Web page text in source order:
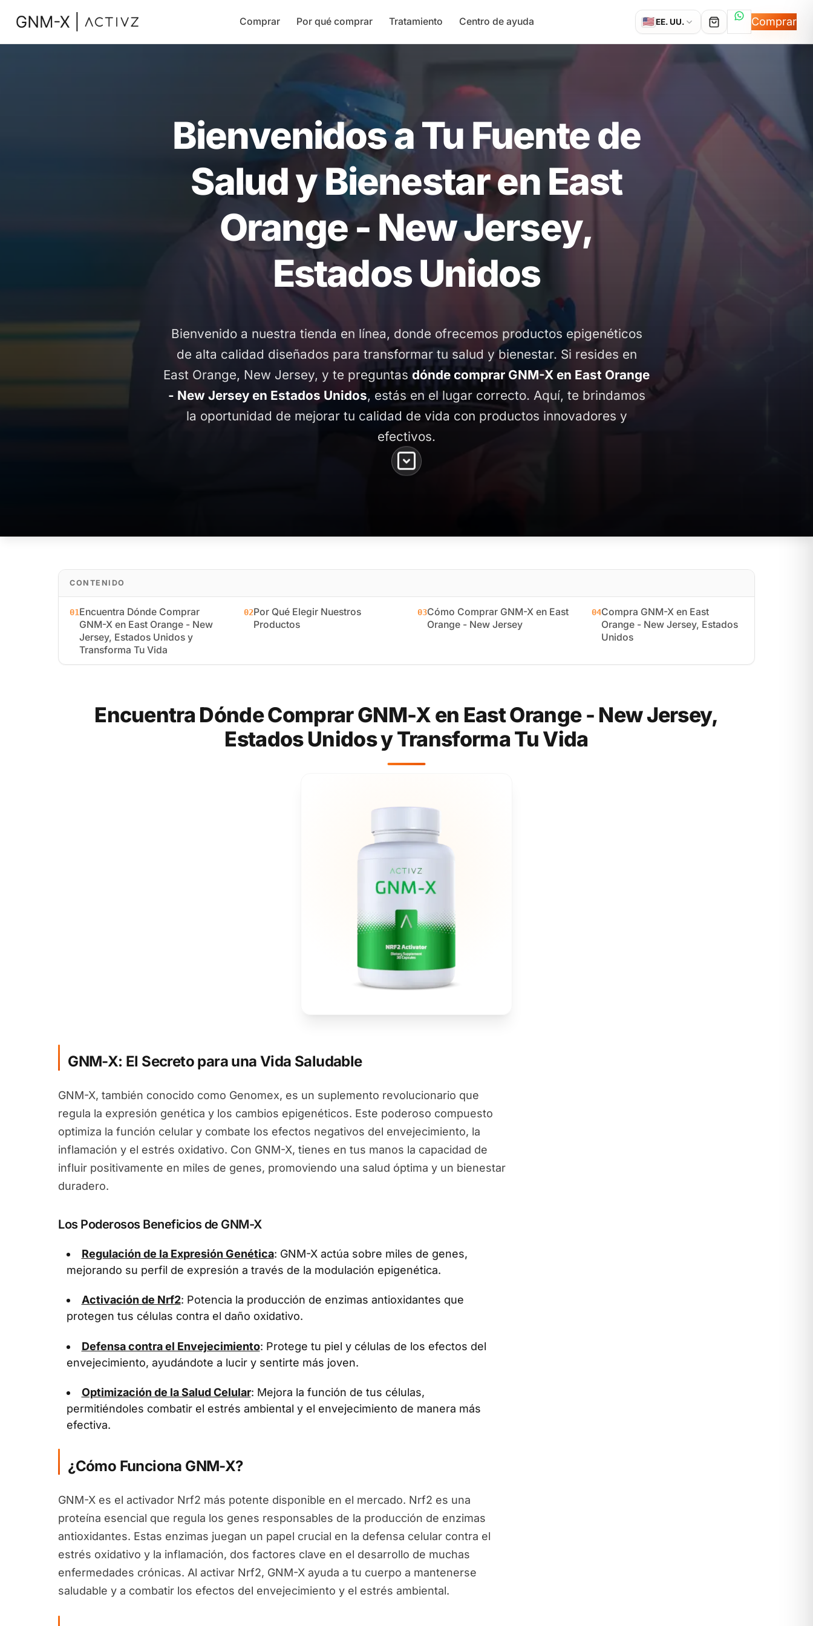
Comprar Por qué comprar Tratamiento Centro de ayuda 🇺🇸EE. UU. Hablemos
Comprar
Bienvenidos a Tu Fuente de
Salud y Bienestar en East
Orange - New Jersey,
Estados Unidos
Bienvenido a nuestra tienda en línea, donde ofrecemos productos epigenéticos
de alta calidad diseñados para transformar tu salud y bienestar. Si resides en
East Orange, New Jersey, y te preguntas dónde comprar GNM-X en East Orange
- New Jersey en Estados Unidos, estás en el lugar correcto. Aquí, te brindamos
la oportunidad de mejorar tu calidad de vida con productos innovadores y
efectivos.
CONTENIDO
01Encuentra Dónde Comprar
GNM-X en East Orange - New
Jersey, Estados Unidos y
Transforma Tu Vida
02Por Qué Elegir Nuestros
Productos
03Cómo Comprar GNM-X en East
Orange - New Jersey
04Compra GNM-X en East
Orange - New Jersey, Estados
Unidos
Encuentra Dónde Comprar GNM-X en East Orange - New Jersey,
Estados Unidos y Transforma Tu Vida
GNM-X: El Secreto para una Vida Saludable
GNM-X, también conocido como Genomex, es un suplemento revolucionario que
regula la expresión genética y los cambios epigenéticos. Este poderoso compuesto
optimiza la función celular y combate los efectos negativos del envejecimiento, la
inflamación y el estrés oxidativo. Con GNM-X, tienes en tus manos la capacidad de
influir positivamente en miles de genes, promoviendo una salud óptima y un bienestar
duradero.
Los Poderosos Beneficios de GNM-X
Regulación de la Expresión Genética: GNM-X actúa sobre miles de genes,
mejorando su perfil de expresión a través de la modulación epigenética.
Activación de Nrf2: Potencia la producción de enzimas antioxidantes que
protegen tus células contra el daño oxidativo.
Defensa contra el Envejecimiento: Protege tu piel y células de los efectos del
envejecimiento, ayudándote a lucir y sentirte más joven.
Optimización de la Salud Celular: Mejora la función de tus células,
permitiéndoles combatir el estrés ambiental y el envejecimiento de manera más
efectiva.
¿Cómo Funciona GNM-X?
GNM-X es el activador Nrf2 más potente disponible en el mercado. Nrf2 es una
proteína esencial que regula los genes responsables de la producción de enzimas
antioxidantes. Estas enzimas juegan un papel crucial en la defensa celular contra el
estrés oxidativo y la inflamación, dos factores clave en el desarrollo de muchas
enfermedades crónicas. Al activar Nrf2, GNM-X ayuda a tu cuerpo a mantenerse
saludable y a combatir los efectos del envejecimiento y el estrés ambiental.